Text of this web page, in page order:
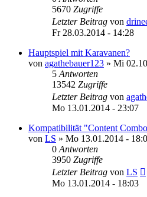
5670 Zugriffe
Letzter Beitrag von
Fr 28.03.2014 - 14:28
Hauptspiel mit Karavanen?
von agathebauer123 » Mi
5 Antworten
13542 Zugriffe
Letzter Beitrag von
Mo 13.01.2014 - 23:07
Kompatibilität "Content
von LS » Mo 13.01.2014 -
0 Antworten
3950 Zugriffe
Letzter Beitrag von LS
Mo 13.01.2014 - 18:03